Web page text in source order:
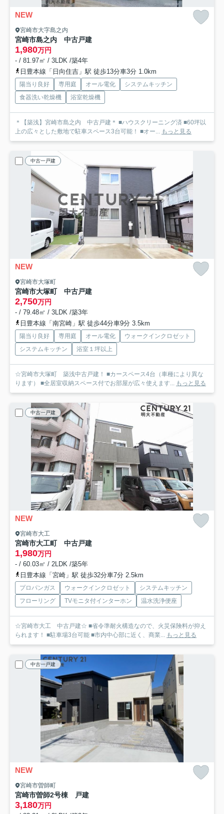
NEW
宮崎市大字島之内
宮崎市島之内 中古戸建
1,980万円
- / 81.97㎡ / 3LDK /築4年
日豊本線「日向住吉」駅 徒歩13分車3分 1.0km
陽当り良好 専用庭 オール電化
システムキッチン
食器洗い乾燥機
浴室乾燥機
＊【築浅】宮崎市島之内 中古戸建＊ ■ハウスクリーニング済 ■60坪以
上の広々とした敷地で駐車スペース3台可能！ ■オー... もっと見る
中古一戸建
NEW
宮崎市大塚町
宮崎市大塚町 中古戸建
2,750万円
- / 79.48㎡ / 3LDK /築3年
日豊本線「南宮崎」駅 徒歩44分車9分 3.5km
陽当り良好 専用庭 オール電化
ウォークインクロゼット
システムキッチン
浴室１坪以上
☆宮崎市大塚町 築浅中古戸建！ ■カースペース4台（車種により異な
ります） ■全居室収納スペース付でお部屋が広々使えます... もっと見る
中古一戸建
NEW
宮崎市大工
宮崎市大工町 中古戸建
1,980万円
- / 60.03㎡ / 2LDK /築5年
日豊本線「宮崎」駅 徒歩32分車7分 2.5km
プロパンガス ウォークインクロゼット
システムキッチン
フローリング
TVモニタ付インターホン 温水洗浄便座
☆宮崎市大工 中古戸建☆ ■省令準耐火構造なので、火災保険料が抑え
られます！ ■駐車場3台可能 ■市内中心部に近く、商業... もっと見る
中古一戸建
NEW
宮崎市曽師町
宮崎市曽師2号棟 戸建
3,180万円